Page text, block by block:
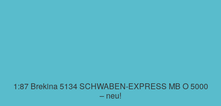
1:87 Brekina 5134 SCHWABEN-EXPRESS MB O 5000
– neu!